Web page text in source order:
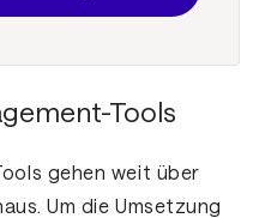
Tools
gehen weit über
Um die Umsetzung